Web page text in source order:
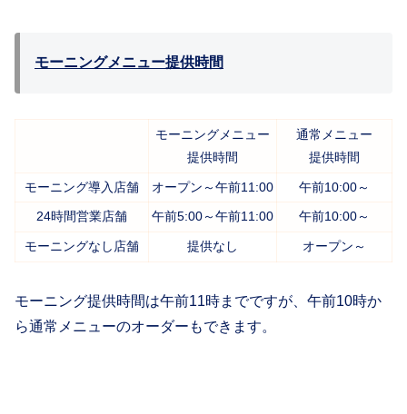
モーニングメニュー提供時間
モーニングメニュー
提供時間
通常メニュー
提供時間
モーニング導入店舗 オープン～午前11:00
午前10:00～
24時間営業店舗
午前5:00～午前11:00 午前10:00～
モーニングなし店舗 提供なし オープン～
モーニング提供時間は午前11時までですが、午前10時か
ら通常メニューのオーダーもできます。